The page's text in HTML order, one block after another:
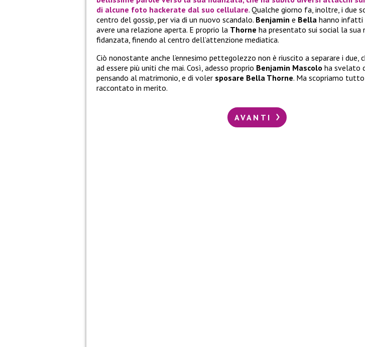
di alcune foto hackerate dal suo cellulare. Qualche giorno fa, inoltre, i due
centro del gossip, per via di un nuovo scandalo. Benjamin e Bella hanno infatti
avere una relazione aperta. E proprio la Thorne ha presentato sui social la sua
fidanzata, finendo al centro dell’attenzione mediatica.
Ciò nonostante anche l’ennesimo pettegolezzo non è riuscito a separare i due,
ad essere più uniti che mai. Così, adesso proprio Benjamin Mascolo ha svelato
pensando al matrimonio, e di voler sposare Bella Thorne. Ma scopriamo
raccontato in merito.
AVANTI